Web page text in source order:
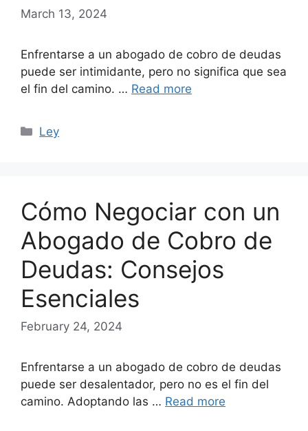
March 13, 2024
Enfrentarse a un abogado de cobro de deudas
puede ser intimidante, pero no significa que sea
el fin del camino. … Read more
Categories
Ley
Cómo Negociar con un
Abogado de Cobro de
Deudas: Consejos
Esenciales
February 24, 2024
Enfrentarse a un abogado de cobro de deudas
puede ser desalentador, pero no es el fin del
camino. Adoptando las … Read more